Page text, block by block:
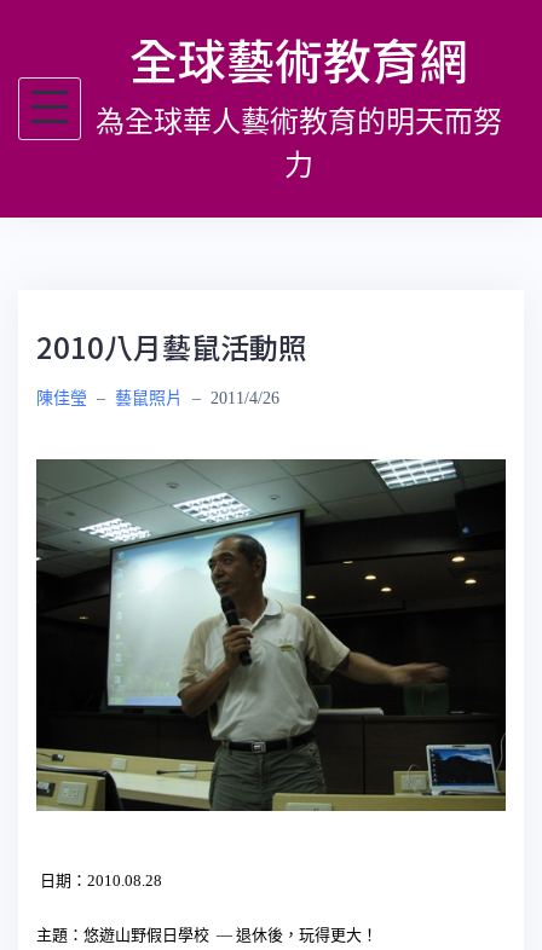
主
全球藝術教育網
為全球華人藝術教育的明天而努
力
2010八月藝鼠活動照
陳佳瑩 – 藝鼠照片 – 2011/4/26
日期： 2010.08.28
主題：悠遊山野假日學校 — 退休後，玩得更大！